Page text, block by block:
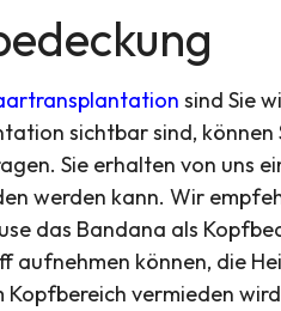
sind Sie
sichtbar sind, können
Sie erhalten von uns
werden kann. Wir
das Bandana als
aufnehmen können, die
vermieden